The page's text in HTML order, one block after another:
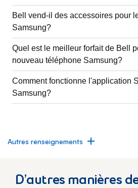
Bell vend-il des accessoires pour
Samsung?
Quel est le meilleur forfait de Bell
nouveau téléphone Samsung?
Comment fonctionne l'application
Samsung?
Autres renseignements
D’autres manières